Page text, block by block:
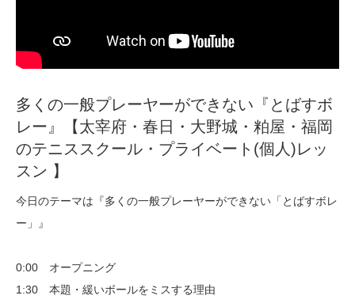
多くの一般プレーヤーができない『とばすボ
レー』【太宰府・春日・大野城・粕屋・福岡
のテニススクール・プライベート(個人)レッ
スン 】
今日のテーマは『多くの一般プレーヤーができない「とばすボレ
ー」』
0:00 オープニング
1:30 本題・緩いボールをミスする理由